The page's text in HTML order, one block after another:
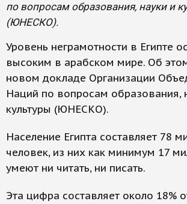
по вопросам образования, науки и
(ЮНЕСКО).
Уровень неграмотности в Египте
высоким в арабском мире. Об
новом докладе Организации
Наций по вопросам образования,
культуры (ЮНЕСКО).
Население Египта составляет 78
человек, из них как минимум 17
умеют ни читать, ни писать.
Эта цифра составляет около 18%